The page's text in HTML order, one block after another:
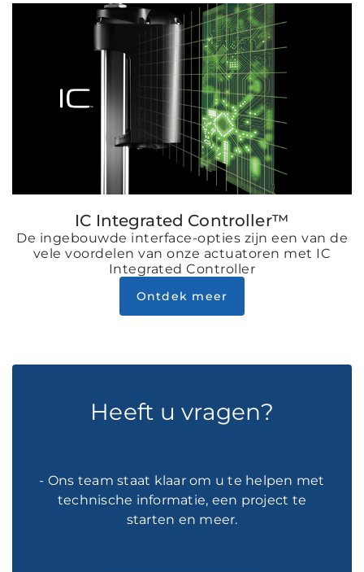
IC Integrated Controller™
De ingebouwde interface-opties zijn een van de
vele voordelen van onze actuatoren met IC
Integrated Controller
Ontdek meer
Heeft u vragen?
- Ons team staat klaar om u te helpen met
technische informatie, een project te
starten en meer.